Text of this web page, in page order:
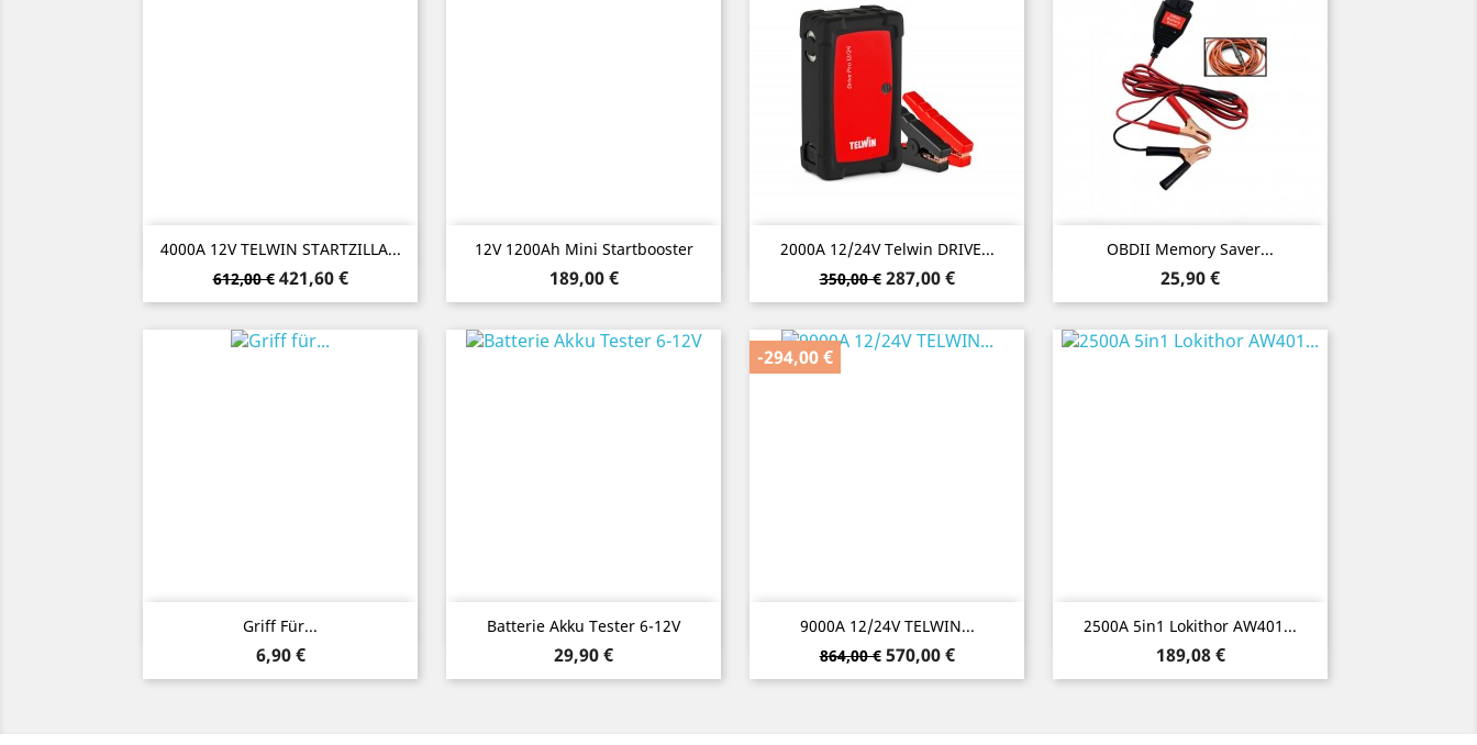
4000A 12V TELWIN STARTZILLA...
Verkaufspreis
612,00 € Preis
421,60 €
Vorschau 12V 1200Ah Mini Startbooster
Preis
189,00 €
Vorschau 2000A 12/24V Telwin DRIVE...
Verkaufspreis
350,00 € Preis
287,00 €
Vorschau OBDII Memory Saver...
Preis
25,90 €
Vorschau
Griff Für...
Preis
6,90 €
Vorschau Batterie Akku Tester 6-12V
Preis
29,90 €
Vorschau 9000A 12/24V TELWIN...
Verkaufspreis
864,00 € Preis
570,00 €
-294,00 €
Vorschau 2500A 5in1 Lokithor AW401...
Preis
189,08 €
 Vorschau